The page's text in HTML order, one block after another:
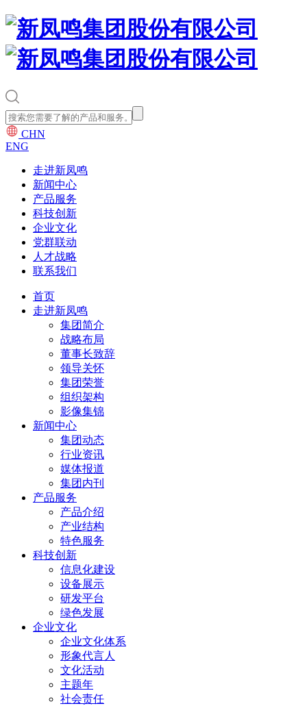
CHN
ENG
走进新凤鸣
新闻中心
产品服务
科技创新
企业文化
党群联动
人才战略
联系我们
首页
走进新凤鸣
集团简介
战略布局
董事长致辞
领导关怀
集团荣誉
组织架构
影像集锦
新闻中心
集团动态
行业资讯
媒体报道
集团内刊
产品服务
产品介绍
产业结构
特色服务
科技创新
信息化建设
设备展示
研发平台
绿色发展
企业文化
企业文化体系
形象代言人
文化活动
主题年
社会责任